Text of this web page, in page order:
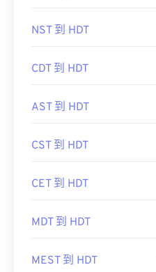
NST 到 HDT
CDT 到 HDT
AST 到 HDT
CST 到 HDT
CET 到 HDT
MDT 到 HDT
MEST 到 HDT